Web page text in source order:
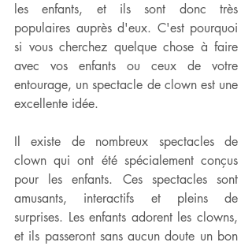
les enfants, et ils sont donc très
populaires auprès d'eux. C'est pourquoi
si vous cherchez quelque chose à faire
avec vos enfants ou ceux de votre
entourage, un spectacle de clown est une
excellente idée.
Il existe de nombreux spectacles de
clown qui ont été spécialement conçus
pour les enfants. Ces spectacles sont
amusants, interactifs et pleins de
surprises. Les enfants adorent les clowns,
et ils passeront sans aucun doute un bon